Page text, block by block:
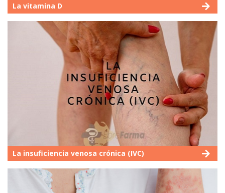
La vitamina D
La insuficiencia venosa crónica (IVC)